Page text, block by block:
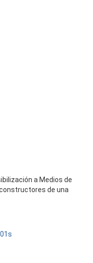
a Medios de
de una